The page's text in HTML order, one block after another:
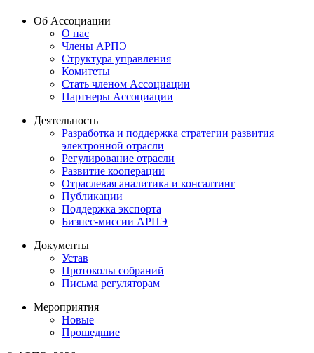
Об Ассоциации
О нас
Члены АРПЭ
Структура управления
Комитеты
Стать членом Ассоциации
Партнеры Ассоциации
Деятельность
Разработка и поддержка стратегии развития
электронной отрасли
Регулирование отрасли
Развитие кооперации
Отраслевая аналитика и консалтинг
Публикации
Поддержка экспорта
Бизнес-миссии АРПЭ
Документы
Устав
Протоколы собраний
Письма регуляторам
Мероприятия
Новые
Прошедшие